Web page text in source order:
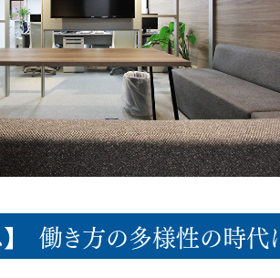
声
企業情報
念 会社概要 オフィス・アクセス
報
エントリーフォーム
】 働き方の多様性の時